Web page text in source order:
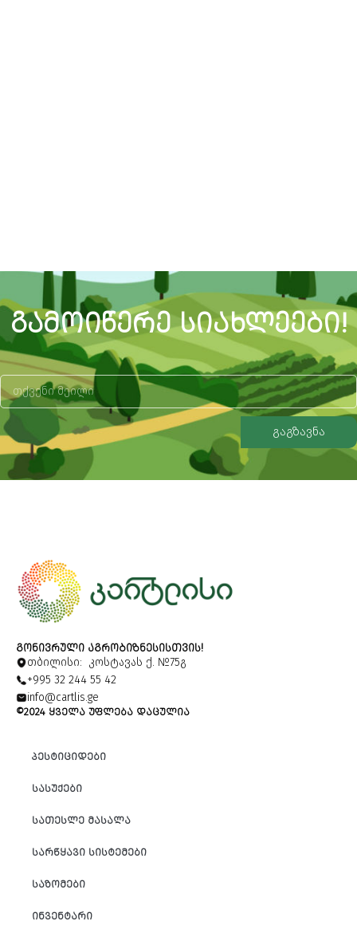
ᲒᲐᲛᲝᲘᲬᲔᲠᲔ ᲡᲘᲐᲮᲚᲔᲔᲑᲘ!
გაგზავნა
Alternative:
ᲒᲝᲜᲘᲕᲠᲣᲚᲘ ᲐᲒᲠᲝᲑᲘᲖᲜᲔᲡᲘᲡᲗᲕᲘᲡ!
თბილისი: კოსტავას ქ. №75გ
+995 32 244 55 42
info@cartlis.ge
©2024 ᲧᲕᲔᲚᲐ ᲣᲤᲚᲔᲑᲐ ᲓᲐᲪᲣᲚᲘᲐ
ᲞᲔᲡᲢᲘᲪᲘᲓᲔᲑᲘ
ᲡᲐᲡᲣᲥᲔᲑᲘ
ᲡᲐᲗᲔᲡᲚᲔ ᲛᲐᲡᲐᲚᲐ
ᲡᲐᲠᲬᲧᲐᲕᲘ ᲡᲘᲡᲢᲔᲛᲔᲑᲘ
ᲡᲐᲖᲝᲛᲔᲑᲘ
ᲘᲜᲕᲔᲜᲢᲐᲠᲘ